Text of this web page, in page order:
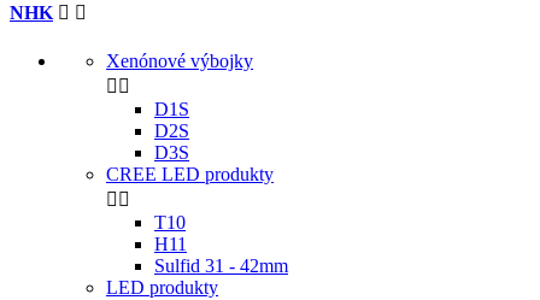
NHK  
Xenónové výbojky
 
D1S
D2S
D3S
CREE LED produkty
 
T10
H11
Sulfid 31 - 42mm
LED produkty